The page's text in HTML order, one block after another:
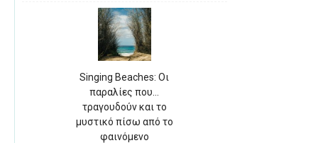
Singing Beaches: Οι
παραλίες που…
τραγουδούν και το
μυστικό πίσω από το
φαινόμενο